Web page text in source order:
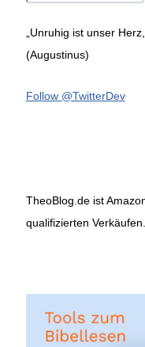
„Unruhig ist unser
(Augustinus)
Follow @TwitterDev
TheoBlog.de ist
qualifizierten Verkäufen.